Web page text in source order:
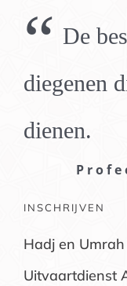
“ De
diegenen
dienen.
INSCHRIJVEN
Hadj en Umrah
Uitvaartdienst